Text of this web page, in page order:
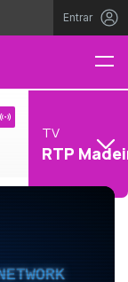
Entrar
TV
RTP